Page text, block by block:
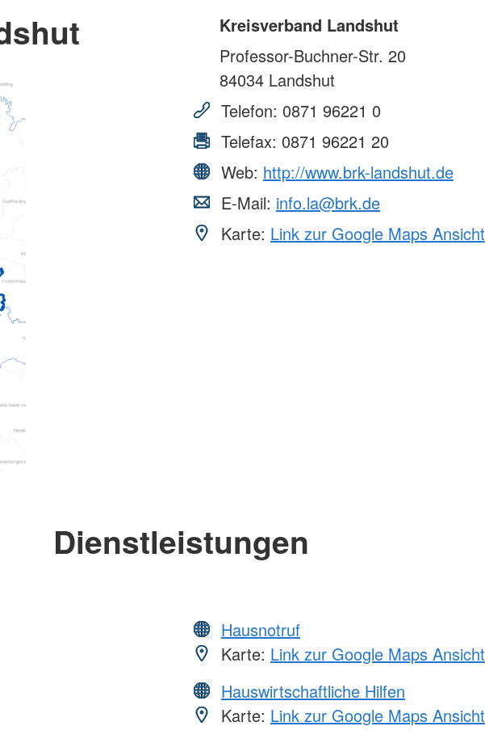
Kreisverband Landshut
Professor-Buchner-Str. 20
84034 Landshut
Telefon: 0871 96221 0
Telefax: 0871 96221 20
Web: http://www.brk-landshut.de
E-Mail: info.la@brk.de
Karte: Link zur Google Maps Ansicht
Dienstleistungen
Hausnotruf
Karte: Link zur Google Maps Ansicht
Hauswirtschaftliche Hilfen
Karte: Link zur Google Maps Ansicht